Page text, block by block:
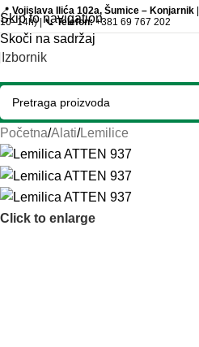
Skip to navigation
Skoči na sadržaj
📍Vojislava Ilića 102a, Šumice – Konjarnik
10–14h) | 📞Telefon:+381 69 767 202
Izbornik
Početna/Alati/Lemilice
Click to enlarge